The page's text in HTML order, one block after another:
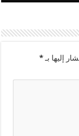
إليها بـ*